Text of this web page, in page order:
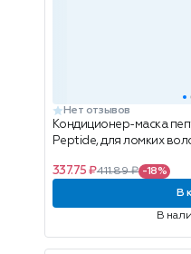
Нет отзывов
Кондиционер-маска
Peptide, для ломких
337.75 ₽411.89 ₽ -18%
В
В